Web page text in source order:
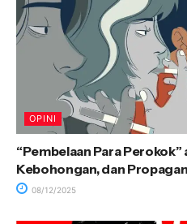
OPINI
“Pembelaan Para Perokok”
Kebohongan, dan
08/12/2025